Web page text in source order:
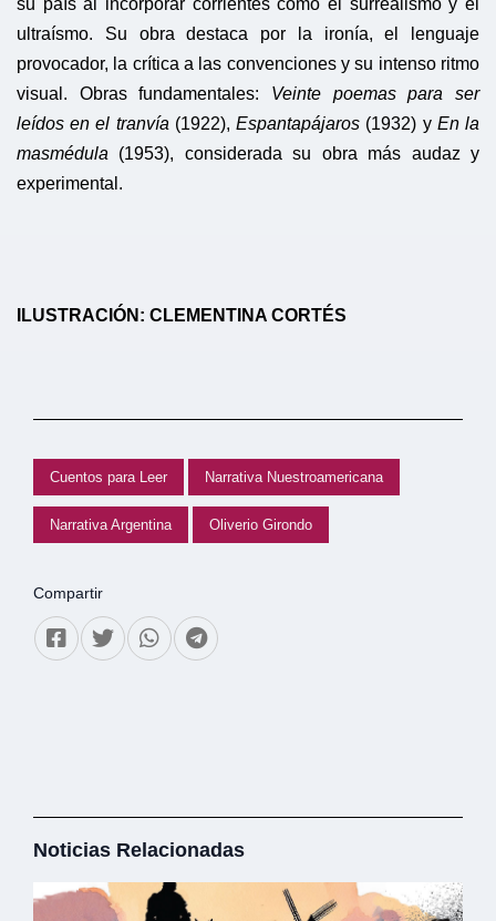
ultraísmo. Su obra destaca por la ironía, el lenguaje
provocador, la crítica a las convenciones y su intenso ritmo
visual. Obras fundamentales: Veinte poemas para ser
leídos en el tranvía (1922),Espantapájaros (1932) y En la
masmédula (1953), considerada su obra más audaz y
experimental.
ILUSTRACIÓN: CLEMENTINA CORTÉS
Cuentos para Leer Narrativa Nuestroamericana
Narrativa Argentina Oliverio Girondo
Compartir
Noticias Relacionadas